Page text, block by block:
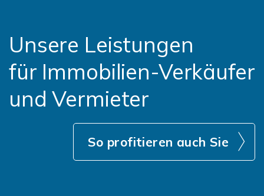
Unsere Leistungen
für Immobilien-Verkäufer
und Vermieter
So profitieren auch Sie